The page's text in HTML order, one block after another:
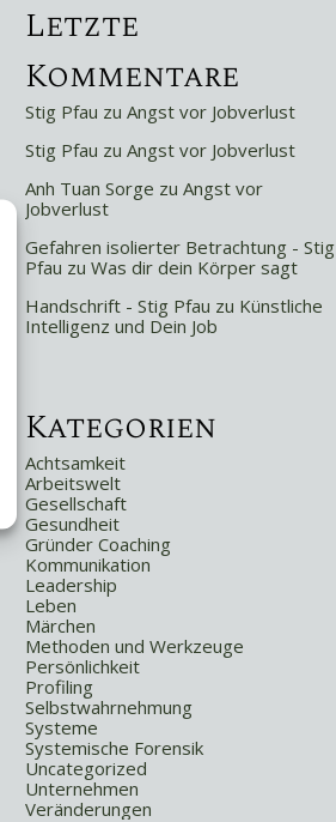
Letzte
Kommentare
Stig Pfau zu Angst vor Jobverlust
Stig Pfau zu Angst vor Jobverlust
Anh Tuan Sorge zu Angst vor
Jobverlust
Gefahren isolierter Betrachtung - Stig
Pfau zu Was dir dein Körper sagt
Handschrift - Stig Pfau zu Künstliche
Intelligenz und Dein Job
Kategorien
Achtsamkeit
Arbeitswelt
Gesellschaft
Gesundheit
Gründer Coaching
Kommunikation
Leadership
Leben
Märchen
Methoden und Werkzeuge
Persönlichkeit
Profiling
Selbstwahrnehmung
Systeme
Systemische Forensik
Uncategorized
Unternehmen
Veränderungen